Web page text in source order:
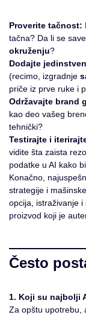
Proverite tačnost:
tačna? Da li se
okruženju?
Dodajte
(recimo, izgradnje
priče iz prve ruke i
Održavajte brand
kao deo vašeg
tehnički?
Testirajte i
vidite šta zaista
podatke u AI kako
Konačno,
strategije i
opcija, istraživanje
proizvod koji je
Često
1. Koji su najbolji
Za opštu upotrebu,